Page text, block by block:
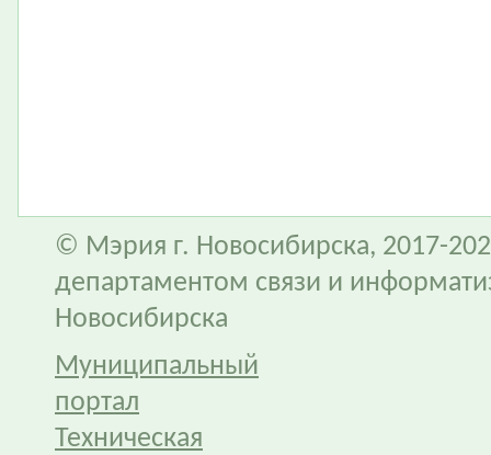
© Мэрия г. Новосибирска, 2017-
департаментом связи и
Новосибирска
Муниципальный
портал
Техническая